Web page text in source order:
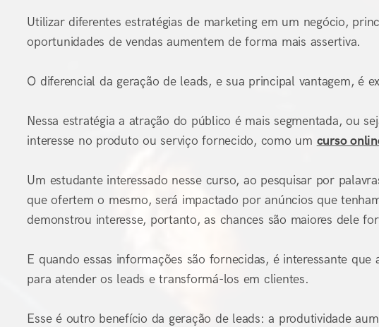
Utilizar diferentes estratégias de marketing em um negócio,
oportunidades de vendas aumentem de forma mais assertiva.
O diferencial da geração de leads, e sua principal vantagem, é
Nessa estratégia a atração do público é mais segmentada, ou
interesse no produto ou serviço fornecido, como um curso
Um estudante interessado nesse curso, ao pesquisar por
que ofertem o mesmo, será impactado por anúncios que
demonstrou interesse, portanto, as chances são maiores dele
E quando essas informações são fornecidas, é interessante que
para atender os leads e transformá-los em clientes.
Esse é outro benefício da geração de leads: a produtividade